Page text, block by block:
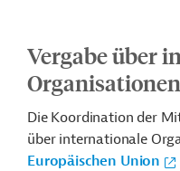
Vergabe über
Organisationen
Die Koordination der
über internationale
Europäischen Union